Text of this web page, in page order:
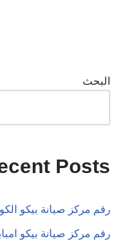
البحث
Posts
رقم مركز صيانة بيكو الكونيسة
رقم مركز صيانة بيكو امبابة